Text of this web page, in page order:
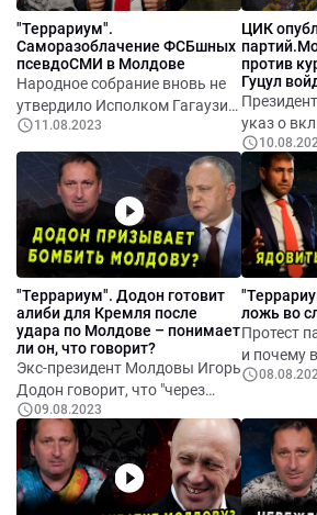
"Террариум".
"Террариум".
Саморазоблачение ФСБшных
псевдоСМИ в Молдове
Народное собрание вновь не
утвердило Исполком Гагаузии,
а сторонники традиционно
Гуцул провели митинг. В
Израиле сняли документалку
про Илана Шора. У партии
"Шанс" есть преимущества –
готовая видеореклама.
Кремлевские пропагандисты
любезно саморазоблачаются.
"Стоп-Хам" – хорошая идея или
нет. Об этом и многом другом
в итоговом выпуске
программы "Террариум".
11.08.2023
ЦИК
против
Гуцул
указ о
Гагаузии
партии
считать,
комиссия
список
принять
выборах
Их 60.
гвардии"
без прав
"Террариум". Додон готовит
алиби для Кремля после
удара по Молдове – понимает
ли он, что говорит?
Экс-президент Молдовы Игорь
Додон говорит, что "через
Молдову поступает много
товаров, которые
используются для войны на
Украине". Для кого и для чего
эти заявления? Бегство из
09.08.2023
ложь во
Протест
и почему
считают
сможет
Цырдя